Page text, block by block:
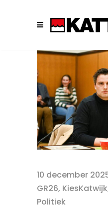
10 december
GR26, KiesKatwijk
Politiek